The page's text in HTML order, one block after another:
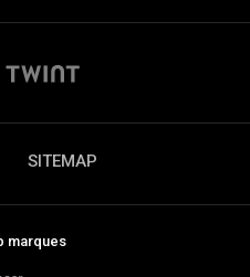
SITEMAP
marques